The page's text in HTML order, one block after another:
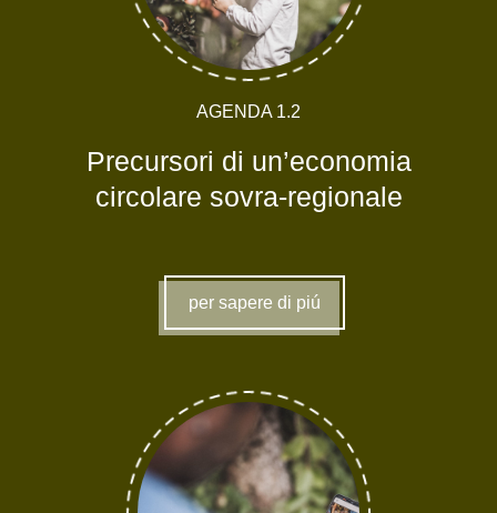
AGENDA 1.2
Precursori di un’economia
circolare sovra-regionale
per sapere di piú